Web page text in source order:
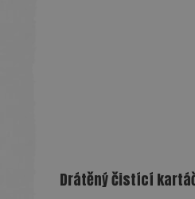
Drátěný čistící